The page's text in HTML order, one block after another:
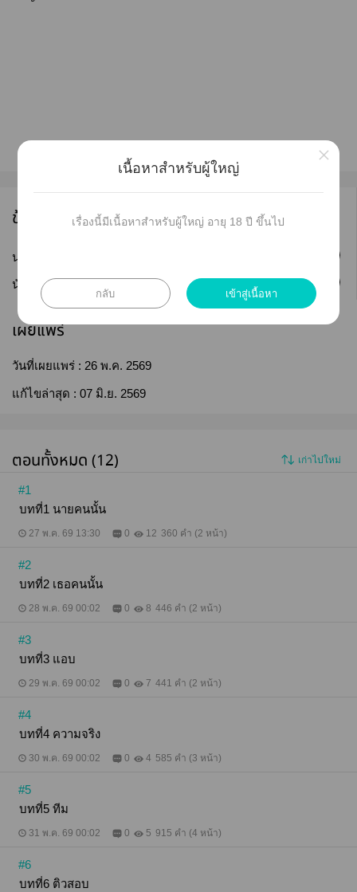
ข้อมูลนักเขียน
นามปากกา :
นักเขียน : ติดตาม
เผยแพร่
วันที่เผยแพร่ : 26 พ.ค. 2569
แก้ไขล่าสุด : 07 มิ.ย. 2569
ตอนทั้งหมด (12) เก่าไปใหม่
#1
บทที่1 นายคนนั้น
27 พ.ค. 69 13:30 0 12 360 คำ (2 หน้า)
#2
บทที่2 เธอคนนั้น
28 พ.ค. 69 00:02 0 8 446 คำ (2 หน้า)
#3
บทที่3 แอบ
29 พ.ค. 69 00:02 0 7 441 คำ (2 หน้า)
#4
บทที่4 ความจริง
30 พ.ค. 69 00:02 0 4 585 คำ (3 หน้า)
#5
บทที่5 ทีม
31 พ.ค. 69 00:02 0 5 915 คำ (4 หน้า)
#6
บทที่6 ติวสอบ
เนื้อหาสำหรับผู้ใหญ่
เรื่องนี้มีเนื้อหาสำหรับผู้ใหญ่ อายุ 18 ปี ขึ้นไป
กลับ เข้าสู่เนื้อหา
×